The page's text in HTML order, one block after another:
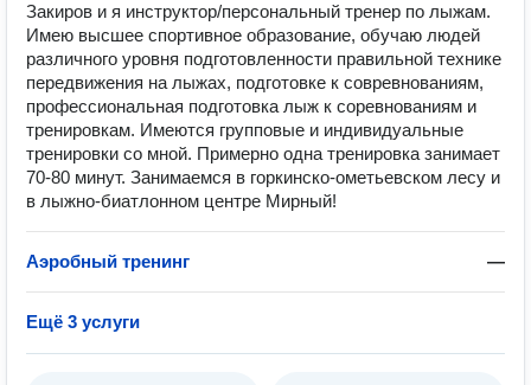
Закиров и я инструктор/персональный тренер по лыжам.
Имею высшее спортивное образование, обучаю людей
различного уровня подготовленности правильной технике
передвижения на лыжах, подготовке к совревнованиям,
профессиональная подготовка лыж к соревнованиям и
тренировкам. Имеются групповые и индивидуальные
тренировки со мной. Примерно одна тренировка занимает
70-80 минут. Занимаемся в горкинско-ометьевском лесу и
в лыжно-биатлонном центре Мирный!
Аэробный тренинг —
Ещё 3 услуги